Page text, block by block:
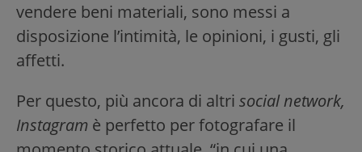
vendere beni materiali, sono messi a
disposizione l’intimità, le opinioni, i gusti, gli
affetti.
Per questo, più ancora di altri social network,
Instagram è perfetto per fotografare il